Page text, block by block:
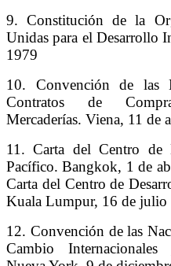
9. Constitución de la
Unidas para el Desarrollo
1979
10. Convención de las
Contratos de
Mercaderías. Viena, 11 de
11. Carta del Centro
Pacífico. Bangkok, 1 de
Carta del Centro de
Kuala Lumpur, 16 de julio
12. Convención de las
Cambio Internacionales